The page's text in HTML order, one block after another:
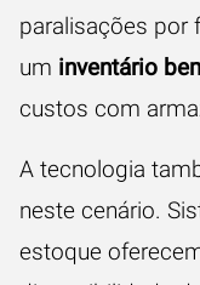
paralisações por
um inventário
custos com
A tecnologia
neste cenário.
estoque